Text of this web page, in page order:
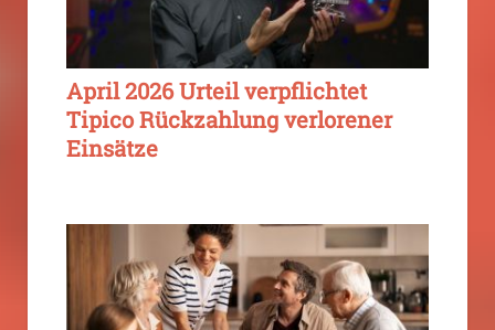
April 2026 Urteil verpflichtet
Tipico Rückzahlung verlorener
Einsätze